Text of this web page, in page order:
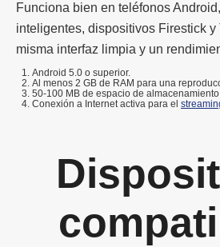
Funciona bien en teléfonos
inteligentes, dispositivos Firestick y
misma interfaz limpia y un
Android 5.0 o superior.
Al menos 2 GB de RAM para una
50-100 MB de espacio de
Conexión a Internet activa para el